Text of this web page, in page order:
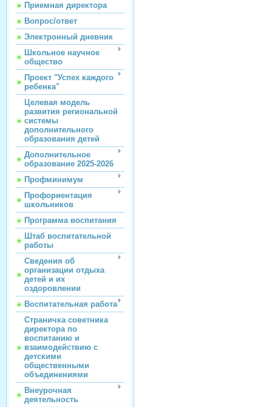
Приемная директора
Вопрос/ответ
Электронный дневник
Школьное научное
общество
Проект "Успех каждого
ребенка"
Целевая модель
развития региональной
системы
дополнительного
образования детей
Дополнительное
образование 2025-2026
Профминимум
Профориентация
школьников
Программа воспитания
Штаб воспитательной
работы
Сведения об
организации отдыха
детей и их
оздоровлении
Воспитательная работа
Страничка советника
директора по
воспитанию и
взаимодействию с
детскими
общественными
объединениями
Внеурочная
деятельность